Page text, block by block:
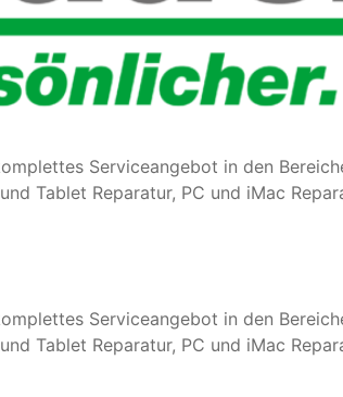
Serviceangebot in den
Tablet Reparatur, PC und iMac
Serviceangebot in den
Tablet Reparatur, PC und iMac